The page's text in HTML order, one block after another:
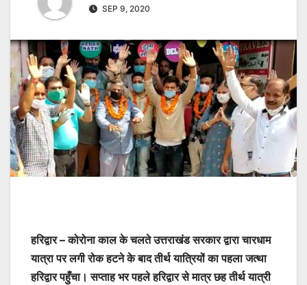
SEP 9, 2020
हरिद्वार – कोरोना काल के चलते उत्तराखंड सरकार द्वारा चारधाम
यात्रा पर लगी रोक हटने के बाद तीर्थ यात्रियों का पहला जत्था
हरिद्वार पहुँचा। सप्ताह भर पहले हरिद्वार से मात्र छह तीर्थ यात्री